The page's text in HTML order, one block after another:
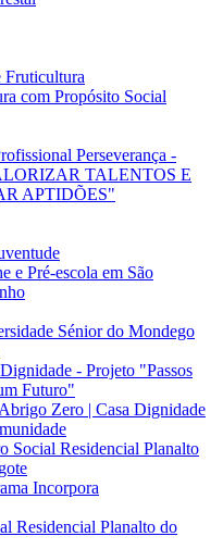
Fruticultura
com Propósito Social
Perseverança -
TALENTOS E
APTIDÕES"
e Pré-escola em São
Sénior do Mondego
- Projeto "Passos
Futuro"
Zero | Casa Dignidade
Social Residencial Planalto
Incorpora
Residencial Planalto do